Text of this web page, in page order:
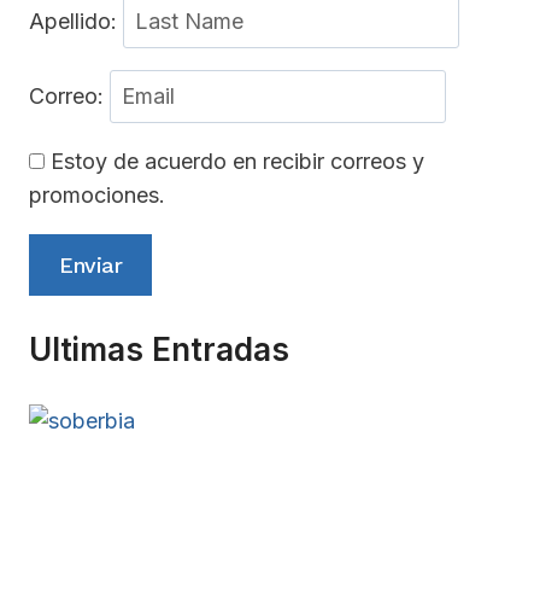
Apellido:
Correo:
Estoy de acuerdo en recibir correos y
promociones.
Enviar
Ultimas Entradas